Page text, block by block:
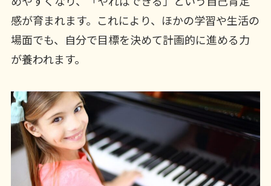
感が育まれます。これにより、ほかの学習や生活の
場面でも、自分で目標を決めて計画的に進める力
が養われます。